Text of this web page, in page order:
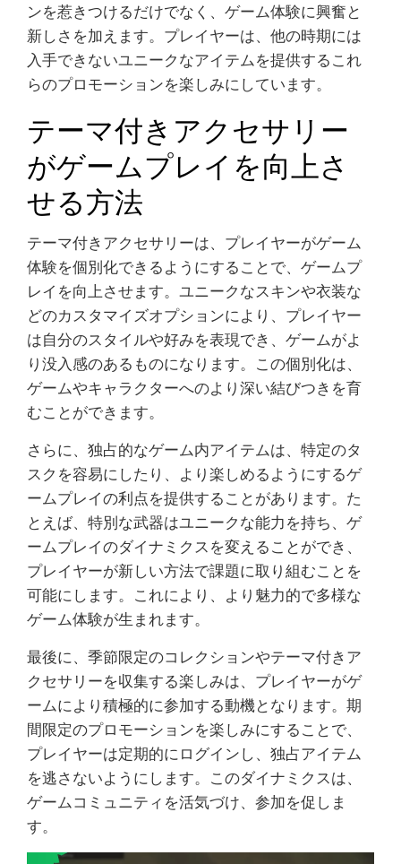
ンを惹きつけるだけでなく、ゲーム体験に興奮と
新しさを加えます。プレイヤーは、他の時期には
入手できないユニークなアイテムを提供するこれ
らのプロモーションを楽しみにしています。
テーマ付きアクセサリー
がゲームプレイを向上さ
せる方法
テーマ付きアクセサリーは、プレイヤーがゲーム
体験を個別化できるようにすることで、ゲームプ
レイを向上させます。ユニークなスキンや衣装な
どのカスタマイズオプションにより、プレイヤー
は自分のスタイルや好みを表現でき、ゲームがよ
り没入感のあるものになります。この個別化は、
ゲームやキャラクターへのより深い結びつきを育
むことができます。
さらに、独占的なゲーム内アイテムは、特定のタ
スクを容易にしたり、より楽しめるようにするゲ
ームプレイの利点を提供することがあります。た
とえば、特別な武器はユニークな能力を持ち、ゲ
ームプレイのダイナミクスを変えることができ、
プレイヤーが新しい方法で課題に取り組むことを
可能にします。これにより、より魅力的で多様な
ゲーム体験が生まれます。
最後に、季節限定のコレクションやテーマ付きア
クセサリーを収集する楽しみは、プレイヤーがゲ
ームにより積極的に参加する動機となります。期
間限定のプロモーションを楽しみにすることで、
プレイヤーは定期的にログインし、独占アイテム
を逃さないようにします。このダイナミクスは、
ゲームコミュニティを活気づけ、参加を促しま
す。